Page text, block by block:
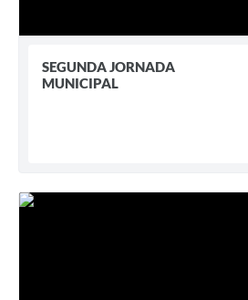
SEGUNDA JORNADA
MUNICIPAL